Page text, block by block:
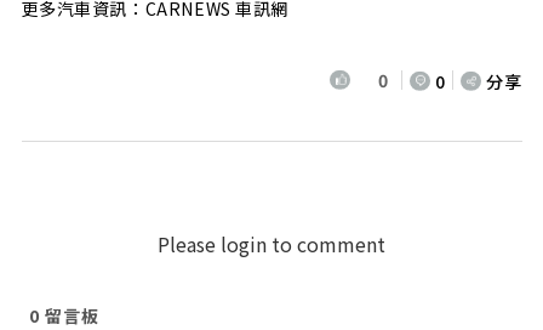
更多汽車資訊：CARNEWS 車訊網
0 0 分享
Please login to comment
0 留言板